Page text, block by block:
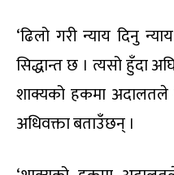
‘ढिलो गरी न्याय दिनु
सिद्धान्त छ । त्यसो हुँदा
शाक्यको हकमा अदालतले
अधिवक्ता बताउँछन् ।